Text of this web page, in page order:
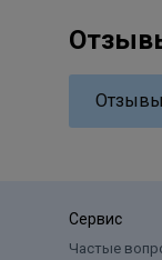
Отзывы
Сервис
Частые